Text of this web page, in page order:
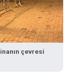
çevresi